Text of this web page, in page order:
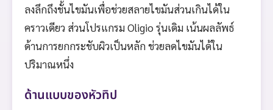
ลงลึกถึงชั้นไขมันเพื่อช่วยสลายไขมันส่วนเกินได้ใน
คราวเดียว ส่วนโปรแกรม Oligio รุ่นเดิม เน้นผลลัพธ์
ด้านการยกกระชับผิวเป็นหลัก ช่วยลดไขมันได้ใน
ปริมาณหนึ่ง
ด้านแบบของหัวทิป